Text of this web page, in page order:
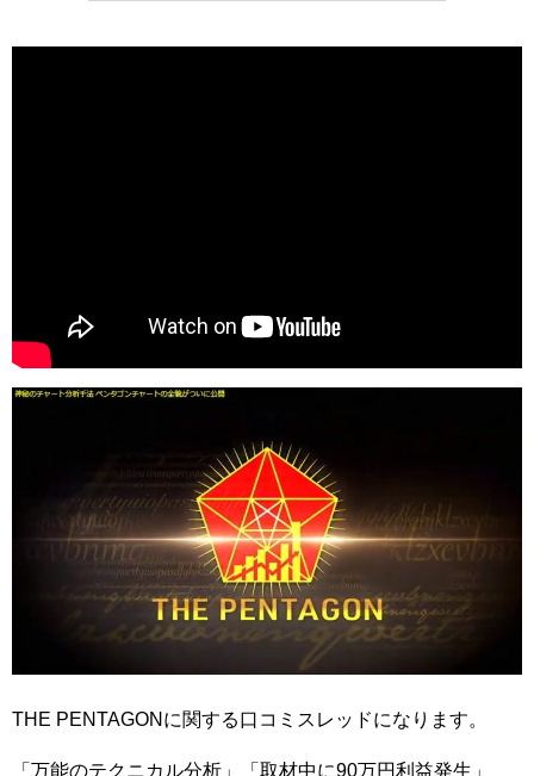
THE PENTAGONに関する口コミスレッドになります。
「万能のテクニカル分析」「取材中に90万円利益発生」